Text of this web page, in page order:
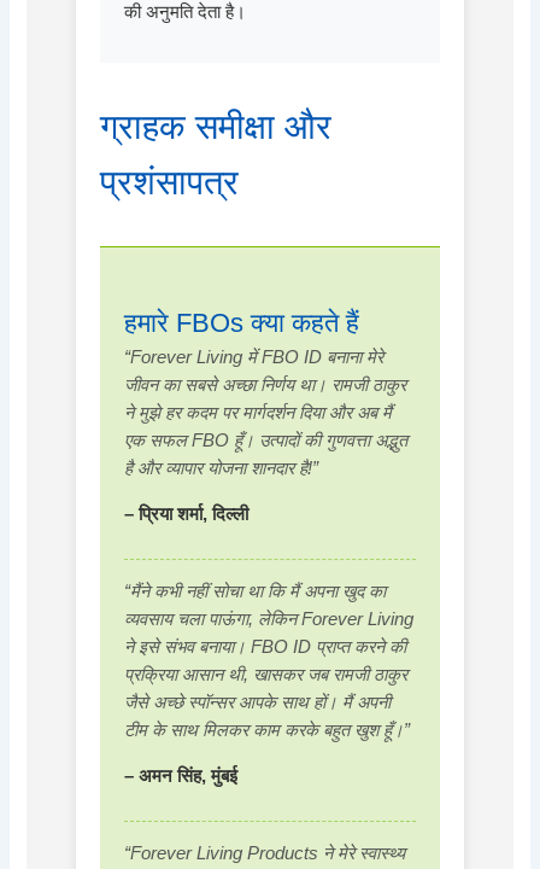
की अनुमति देता है।
ग्राहक समीक्षा और
प्रशंसापत्र
हमारे FBOs क्या कहते हैं
“Forever Living में FBO ID बनाना मेरे
जीवन का सबसे अच्छा निर्णय था। रामजी ठाकुर
ने मुझे हर कदम पर मार्गदर्शन दिया और अब मैं
एक सफल FBO हूँ। उत्पादों की गुणवत्ता अद्भुत
है और व्यापार योजना शानदार है!”
– प्रिया शर्मा, दिल्ली
“मैंने कभी नहीं सोचा था कि मैं अपना खुद का
व्यवसाय चला पाऊंगा, लेकिन Forever Living
ने इसे संभव बनाया। FBO ID प्राप्त करने की
प्रक्रिया आसान थी, खासकर जब रामजी ठाकुर
जैसे अच्छे स्पॉन्सर आपके साथ हों। मैं अपनी
टीम के साथ मिलकर काम करके बहुत खुश हूँ।”
– अमन सिंह, मुंबई
“Forever Living Products ने मेरे स्वास्थ्य